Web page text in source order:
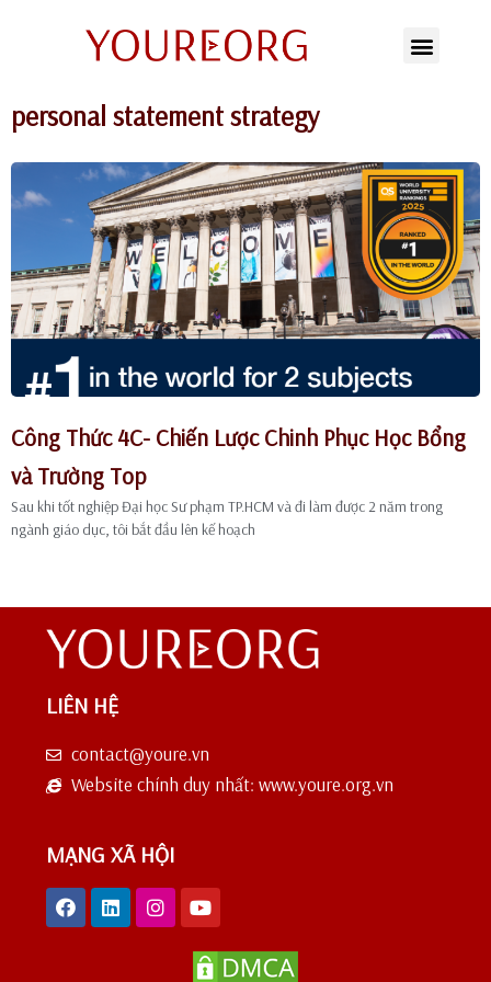
nội
personal statement strategy
Công Thức 4C- Chiến Lược Chinh Phục Học Bổng
và Trường Top
Sau khi tốt nghiệp Đại học Sư phạm TP.HCM và đi làm được 2 năm trong
ngành giáo dục, tôi bắt đầu lên kế hoạch
LIÊN HỆ
contact@youre.vn
Website chính duy nhất: www.youre.org.vn
MẠNG XÃ HỘI